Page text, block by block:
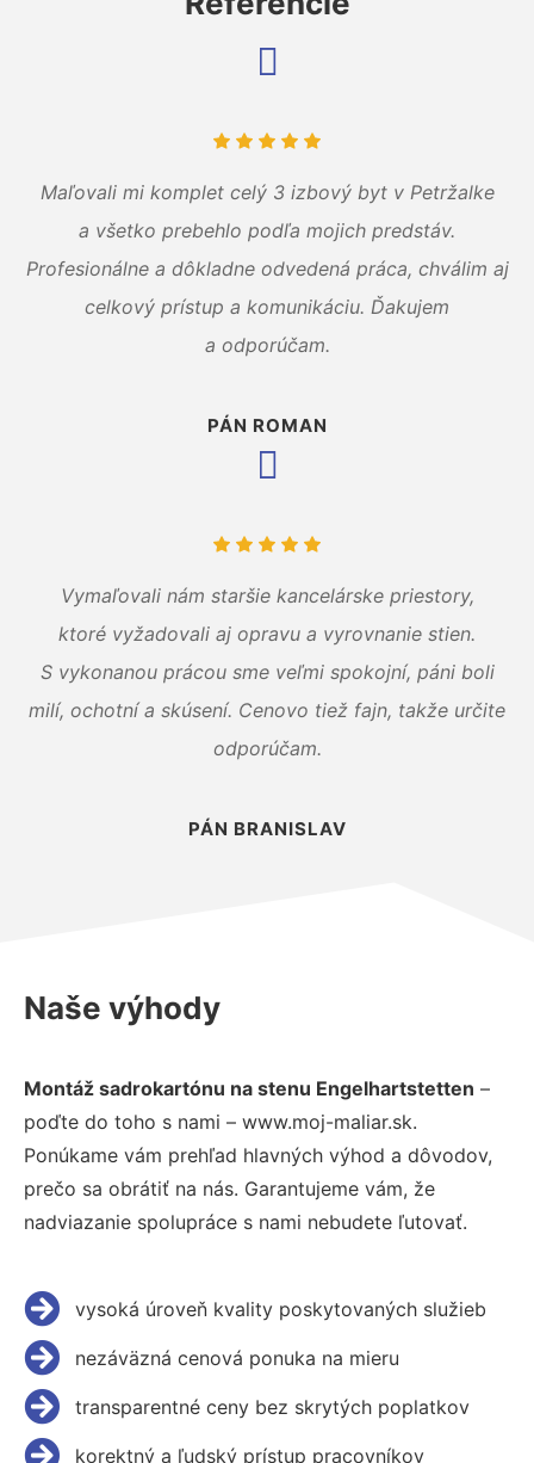
Maľovali mi komplet celý 3 izbový byt v Petržalke
a všetko prebehlo podľa mojich predstáv.
Profesionálne a dôkladne odvedená práca, chválim aj
celkový prístup a komunikáciu. Ďakujem
a odporúčam.
PÁN ROMAN
Vymaľovali nám staršie kancelárske priestory,
ktoré vyžadovali aj opravu a vyrovnanie stien.
S vykonanou prácou sme veľmi spokojní, páni boli
milí, ochotní a skúsení. Cenovo tiež fajn, takže určite
odporúčam.
PÁN BRANISLAV
Naše výhody
Montáž sadrokartónu na stenu Engelhartstetten –
poďte do toho s nami – www.moj-maliar.sk.
Ponúkame vám prehľad hlavných výhod a dôvodov,
prečo sa obrátiť na nás. Garantujeme vám, že
nadviazanie spolupráce s nami nebudete ľutovať.
vysoká úroveň kvality poskytovaných služieb
nezáväzná cenová ponuka na mieru
transparentné ceny bez skrytých poplatkov
korektný a ľudský prístup pracovníkov